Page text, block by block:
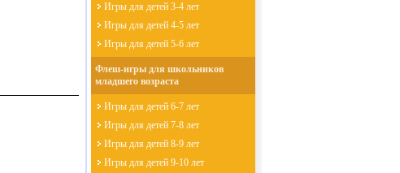
Игры для детей 3-4 лет
Игры для детей 4-5 лет
Игры для детей 5-6 лет
Флеш-игры для школьников
младшего возраста
Игры для детей 6-7 лет
Игры для детей 7-8 лет
Игры для детей 8-9 лет
Игры для детей 9-10 лет